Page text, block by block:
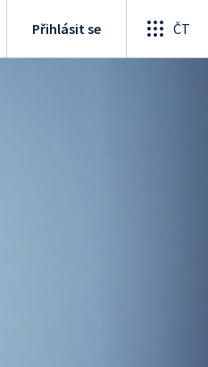
Přihlásit se ČT